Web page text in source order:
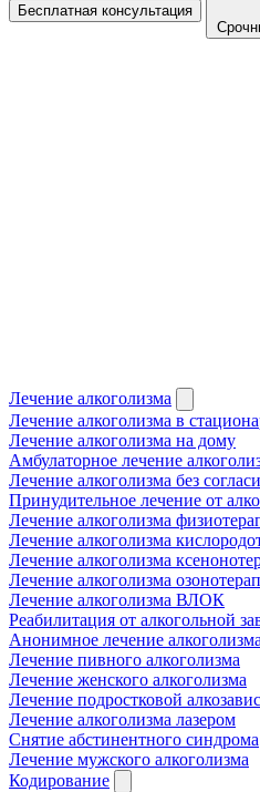
Бесплатная консультация
Лечение алкоголизма
Лечение алкоголизма в
Лечение алкоголизма на дому
Амбулаторное лечение
Лечение алкоголизма без
Принудительное лечение от
Лечение алкоголизма
Лечение алкоголизма
Лечение алкоголизма
Лечение алкоголизма
Лечение алкоголизма ВЛОК
Реабилитация от алкогольной
Анонимное лечение алкоголизма
Лечение пивного алкоголизма
Лечение женского алкоголизма
Лечение подростковой
Лечение алкоголизма лазером
Снятие абстинентного синдрома
Лечение мужского алкоголизма
Кодирование